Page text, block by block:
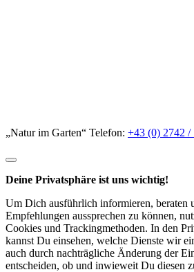
„Natur im Garten“ Telefon: +43 (0) 2742 /
Deine Privatsphäre ist uns wichtig!
Um Dich ausführlich informieren, beraten
Empfehlungen aussprechen zu können,
Cookies und Trackingmethoden. In den
kannst Du einsehen, welche Dienste wir
auch durch nachträgliche Änderung der
entscheiden, ob und inwieweit Du diesen